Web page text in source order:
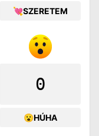
💘SZERETEM
0
😮HÚHA